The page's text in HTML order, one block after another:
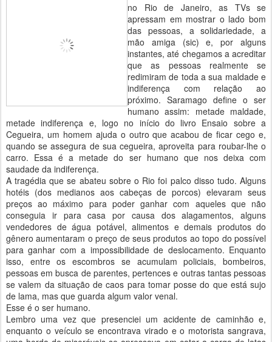
no Rio de Janeiro, as TVs se
apressam em mostrar o lado bom
das pessoas, a solidariedade, a
mão amiga (sic) e, por alguns
instantes, até chegamos a acreditar
que as pessoas realmente se
redimiram de toda a sua maldade e
indiferença com relação ao
próximo. Saramago define o ser
humano assim: metade maldade,
metade indiferença e, logo no início do livro Ensaio sobre a
Cegueira, um homem ajuda o outro que acabou de ficar cego e,
quando se assegura de sua cegueira, aproveita para roubar-lhe o
carro. Essa é a metade do ser humano que nos deixa com
saudade da indiferença.
A tragédia que se abateu sobre o Rio foi palco disso tudo. Alguns
hotéis (dos medianos aos cabeças de porcos) elevaram seus
preços ao máximo para poder ganhar com aqueles que não
conseguia ir para casa por causa dos alagamentos, alguns
vendedores de água potável, alimentos e demais produtos do
gênero aumentaram o preço de seus produtos ao topo do possível
para ganhar com a impossibilidade de deslocamento. Enquanto
isso, entre os escombros se acumulam policiais, bombeiros,
pessoas em busca de parentes, pertences e outras tantas pessoas
se valem da situação de caos para tomar posse do que está sujo
de lama, mas que guarda algum valor venal.
Esse é o ser humano.
Lembro uma vez que presenciei um acidente de caminhão e,
enquanto o veículo se encontrava virado e o motorista sangrava,